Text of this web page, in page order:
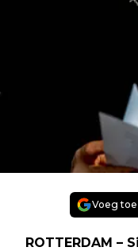
Voeg
ROTTERDAM –